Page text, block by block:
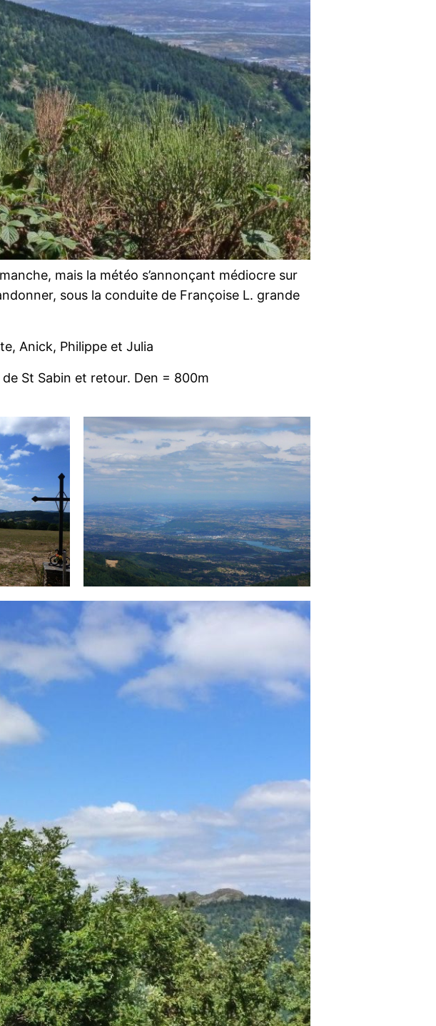
mais la météo s’annonçant médiocre sur
sous la conduite de Françoise L. grande
Anick, Philippe et Julia
St Sabin et retour. Den = 800m